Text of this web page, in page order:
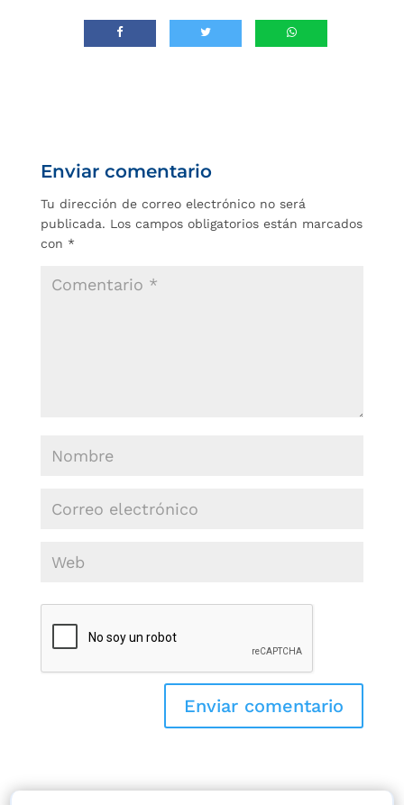
Enviar comentario
Tu dirección de correo electrónico no será
publicada. Los campos obligatorios están marcados
con *